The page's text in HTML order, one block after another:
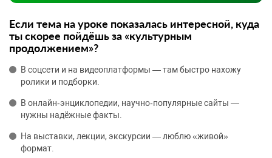
Если тема на уроке показалась интересной, куда
ты скорее пойдёшь за «культурным
продолжением»?
В соцсети и на видеоплатформы — там быстро нахожу
ролики и подборки.
В онлайн‑энциклопедии, научно‑популярные сайты —
нужны надёжные факты.
На выставки, лекции, экскурсии — люблю «живой»
формат.